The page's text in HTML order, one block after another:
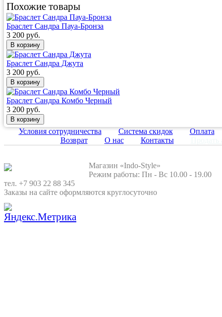
Похожие товары
Браслет Сандра Пауа-Бронза
3 200 руб.
Браслет Сандра Джута
3 200 руб.
Браслет Сандра Комбо Черный
3 200 руб.
Условия сотрудничества Система скидок
Оплата
Возврат
О нас Контакты
Магазин «Indo-Style»
Режим работы: Пн - Вс 10.00 - 19.00
тел. +7 903 22 88 345
Заказы на сайте оформляются круглосуточно